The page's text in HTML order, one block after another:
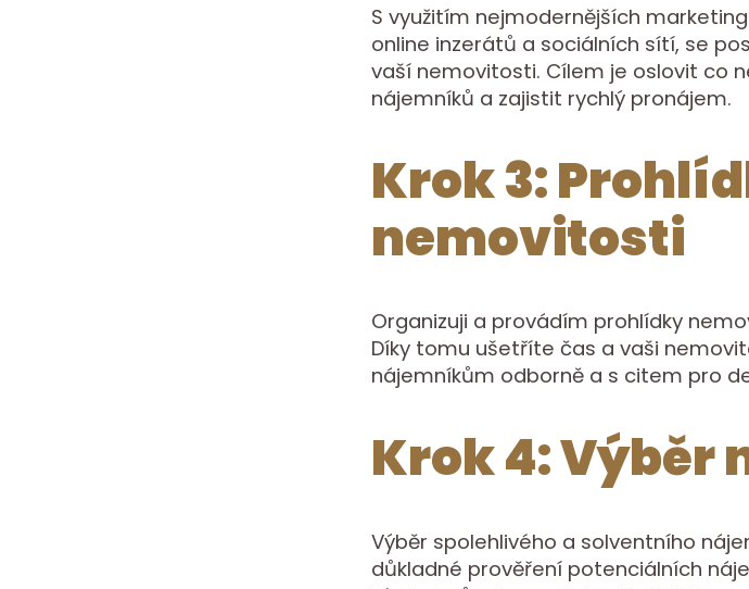
S využitím nejmodernějších
online inzerátů a sociálních sítí, se
vaší nemovitosti. Cílem je oslovit co
nájemníků a zajistit rychlý pronájem.
Krok 3:
nemovitosti
Organizuji a provádím prohlídky
Díky tomu ušetříte čas a vaši
nájemníkům odborně a s citem pro
Krok 4: Výběr
Výběr spolehlivého a solventního
důkladné prověření potenciálních